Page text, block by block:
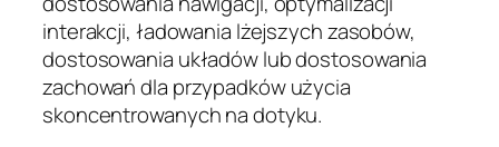
interakcji, ładowania lżejszych zasobów,
dostosowania układów lub dostosowania
zachowań dla przypadków użycia
skoncentrowanych na dotyku.